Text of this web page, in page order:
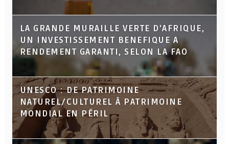
LA GRANDE MURAILLE VERTE D’AFRIQUE,
UN INVESTISSEMENT BENEFIQUE A
RENDEMENT GARANTI, SELON LA FAO
UNESCO : DE PATRIMOINE
NATUREL/CULTUREL À PATRIMOINE
MONDIAL EN PÉRIL